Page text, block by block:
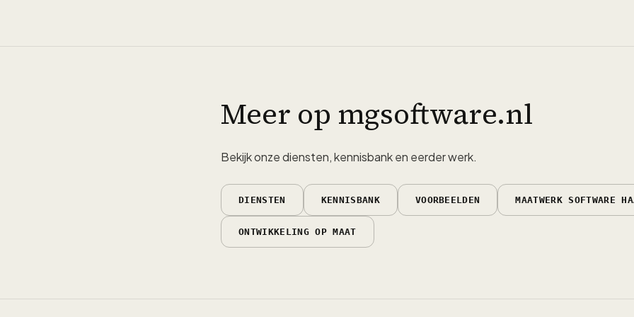
Meer op mgsoftware.nl
Bekijk onze diensten, kennisbank en eerder werk.
DIENSTEN KENNISBANK VOORBEELDEN MAATWERK SOFTWARE
ONTWIKKELING OP MAAT